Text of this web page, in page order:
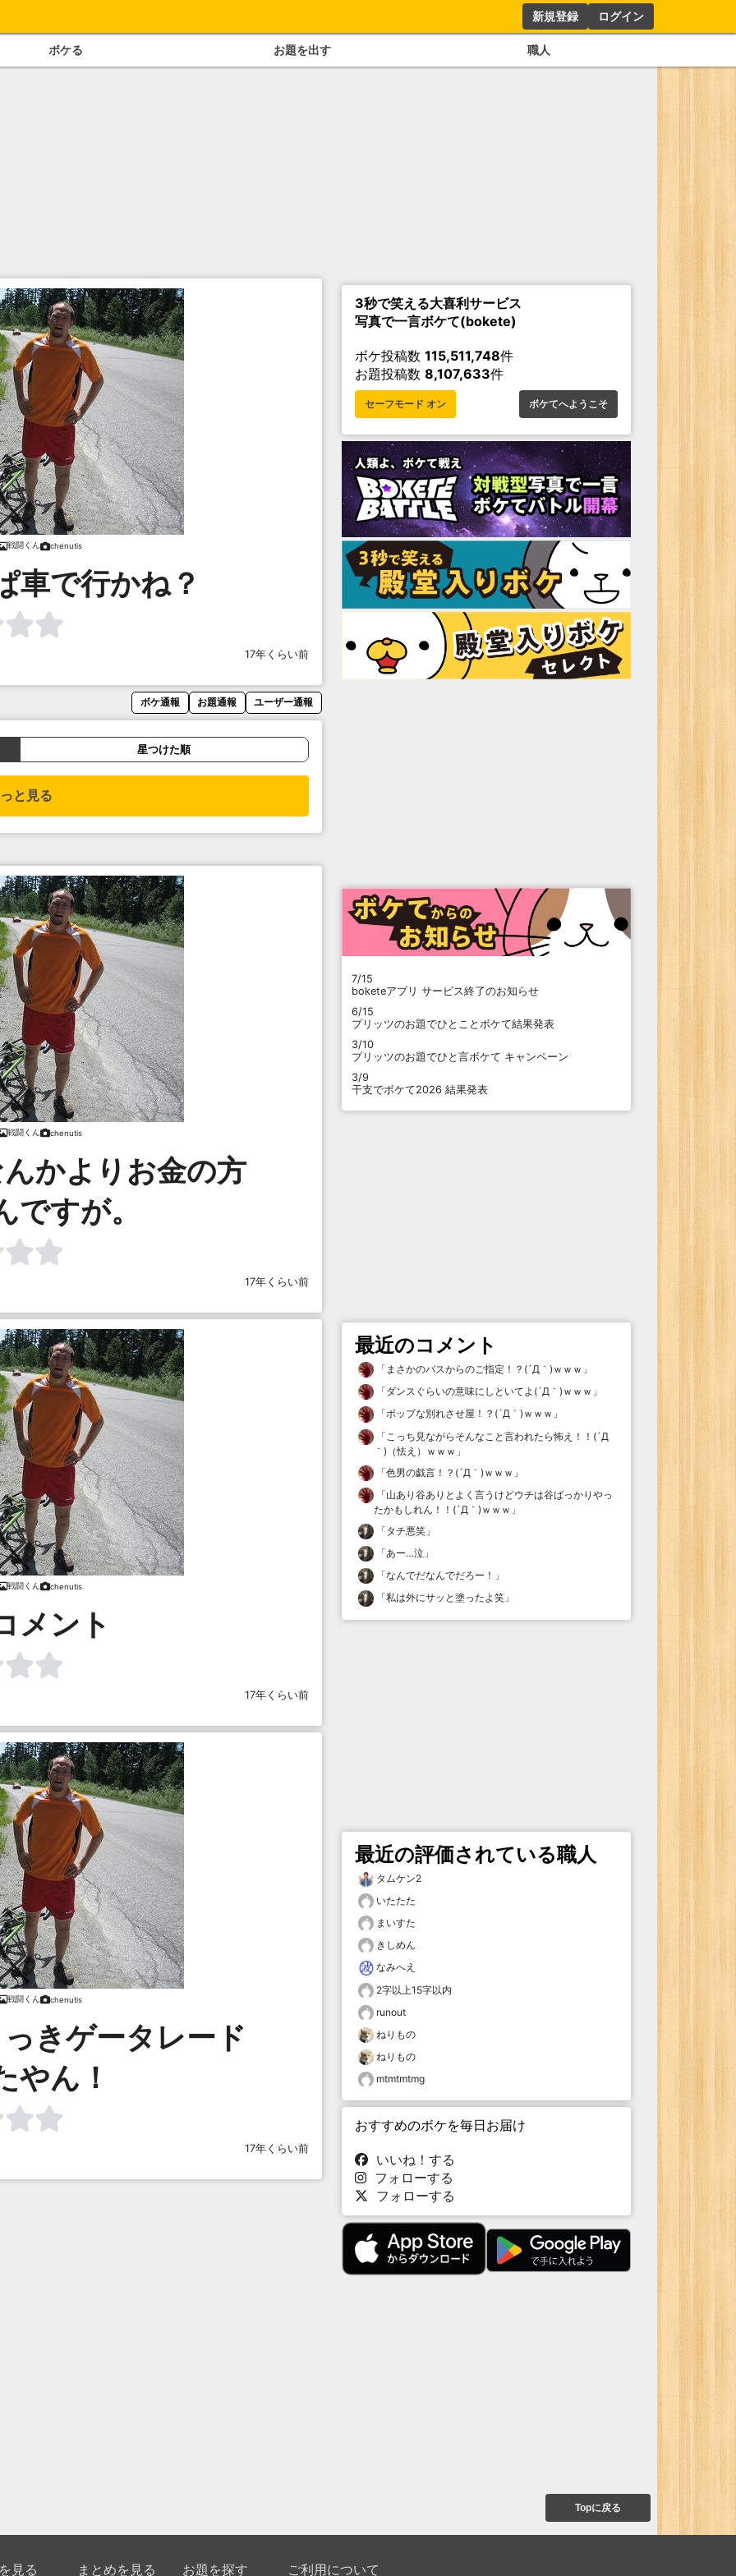
新規登録 ログイン
ボケる お題を出す 職人
戦闘くん chenutis
車で行かね？
17年くらい前
ボケ通報 お題通報 ユーザー通報
星つけた順
と見る
戦闘くん chenutis
かよりお金の方
ですが。
17年くらい前
戦闘くん chenutis
メント
17年くらい前
戦闘くん chenutis
きゲータレード
やん！
17年くらい前
3秒で笑える大喜利サービス
写真で一言ボケて(bokete)
ボケ投稿数 115,511,748件
お題投稿数 8,107,633件
セーフモード オン ボケてへようこそ
7/15
boketeアプリ サービス終了のお知らせ
6/15
プリッツのお題でひとことボケて結果発表
3/10
プリッツのお題でひと言ボケて キャンペーン
3/9
干支でボケて2026 結果発表
最近のコメント
「 まさかのバスからのご指定！？(´Д｀)ｗｗｗ 」
「ダンスぐらいの意味にしといてよ(´Д｀)ｗｗｗ 」
「ポップな別れさせ屋！？(´Д｀)ｗｗｗ 」
「 こっち見ながらそんなこと言われたら怖え！！(´Д
｀)（怯え）ｗｗｗ 」
「色男の戯言！？(´Д｀)ｗｗｗ 」
「山あり谷ありとよく言うけどウチは谷ばっかりやっ
たかもしれん！！(´Д｀)ｗｗｗ 」
「タチ悪笑 」
「あー…泣 」
「なんでだなんでだろー！ 」
「私は外にサッと塗ったよ笑 」
最近の評価されている職人
タムケン2
いたたた
まいすた
きしめん
なみへえ
2字以上15字以内
runout
ねりもの
ねりもの
mtmtmtmg
おすすめのボケを毎日お届け
いいね！する
フォローする
フォローする
Topに戻る
見る まとめを見る お題を探す ご利用について